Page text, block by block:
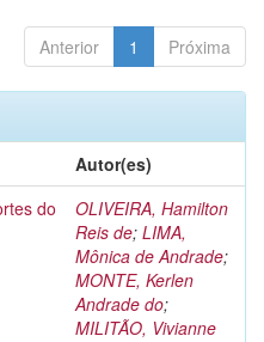
Anterior 1 Próxima
Autor(es)
do
OLIVEIRA, Hamilton
Reis de; LIMA,
Mônica de Andrade;
MONTE, Kerlen
Andrade do;
MILITÃO, Vivianne